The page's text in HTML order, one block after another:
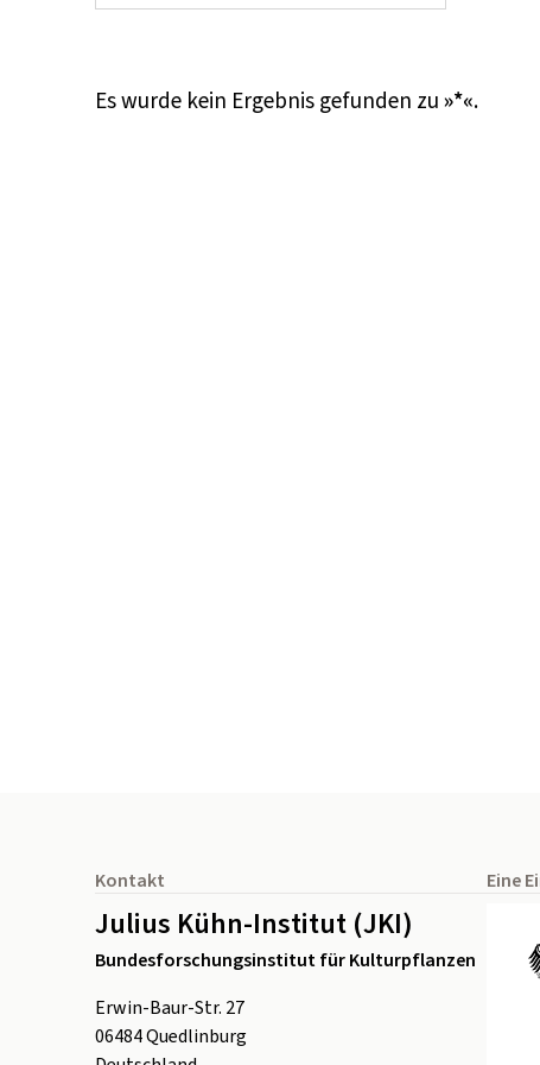
Es wurde kein Ergebnis gefunden zu»*«.
Kontakt
Julius Kühn-Institut (JKI)
Bundesforschungsinstitut für Kulturpflanzen
Erwin-Baur-Str. 27
06484Quedlinburg
Eine